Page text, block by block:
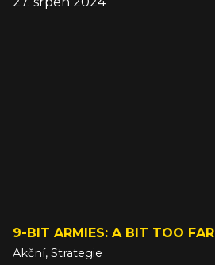
9-BIT ARMIES: A BIT TOO FAR
Akční, Strategie